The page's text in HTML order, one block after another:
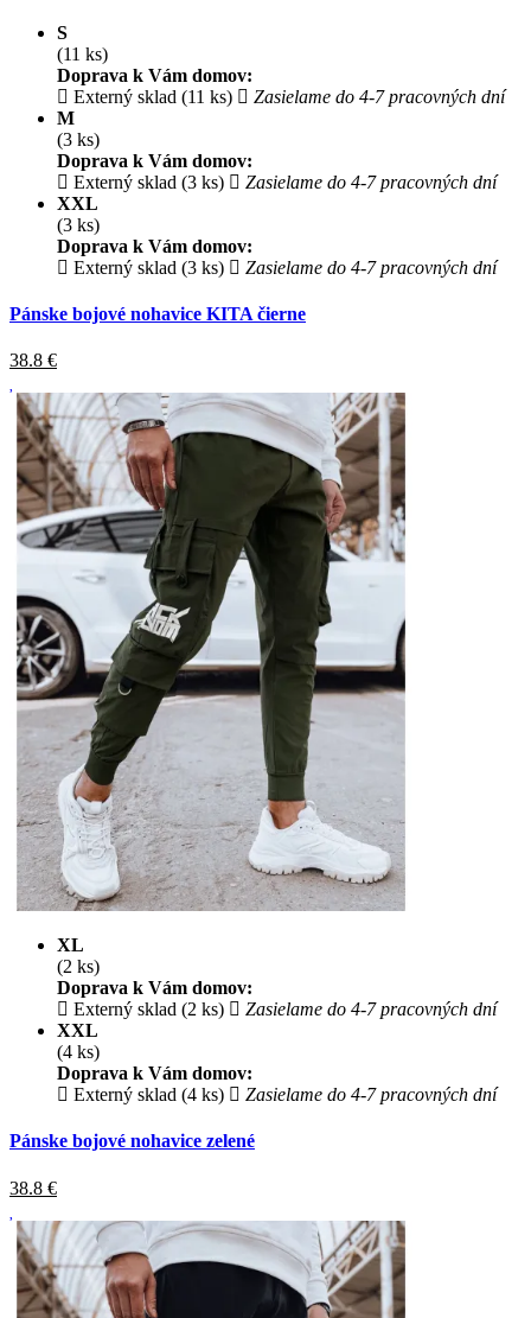
S
(11 ks)
Doprava k Vám domov:
Externý sklad (11 ks)
Zasielame do 4-7 pracovných dní
M
(3 ks)
Doprava k Vám domov:
Externý sklad (3 ks)
Zasielame do 4-7 pracovných dní
XXL
(3 ks)
Doprava k Vám domov:
Externý sklad (3 ks)
Zasielame do 4-7 pracovných dní
Pánske bojové nohavice KITA čierne
38.8 €
XL
(2 ks)
Doprava k Vám domov:
Externý sklad (2 ks)
Zasielame do 4-7 pracovných dní
XXL
(4 ks)
Doprava k Vám domov:
Externý sklad (4 ks)
Zasielame do 4-7 pracovných dní
Pánske bojové nohavice zelené
38.8 €